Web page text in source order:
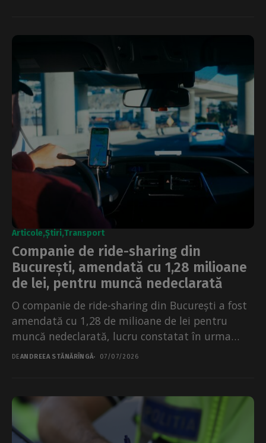
Articole Știri Transport
Companie de ride-sharing din
București, amendată cu 1,28 milioane
de lei, pentru muncă nedeclarată
O companie de ride-sharing din București a fost
amendată cu 1,28 de milioane de lei pentru
muncă nedeclarată, lucru constatat în urma
unui...
DEANDREEA STĂNĂRÎNGĂ 07/07/2026